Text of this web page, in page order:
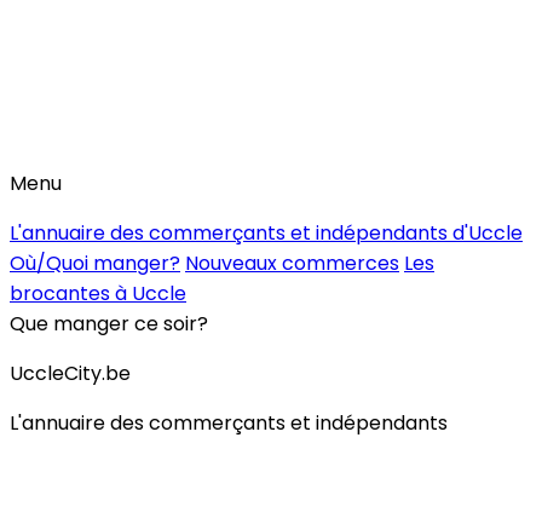
Menu
L'annuaire des commerçants et indépendants d'Uccle
Où/Quoi manger? Nouveaux commerces Les
brocantes à Uccle
Que manger ce soir?
UccleCity.be
L'annuaire des commerçants et indépendants